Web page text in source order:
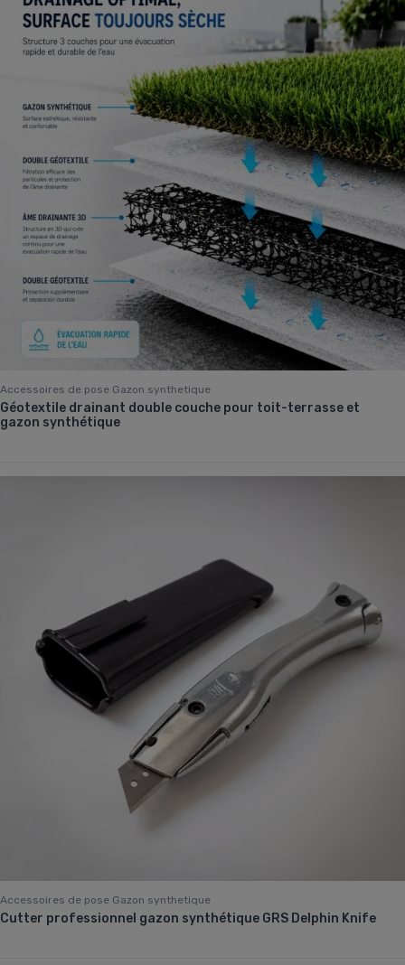
Accessoires de pose Gazon synthetique
Géotextile drainant double couche pour toit-terrasse et
gazon synthétique
Accessoires de pose Gazon synthetique
Cutter professionnel gazon synthétique GRS Delphin Knife